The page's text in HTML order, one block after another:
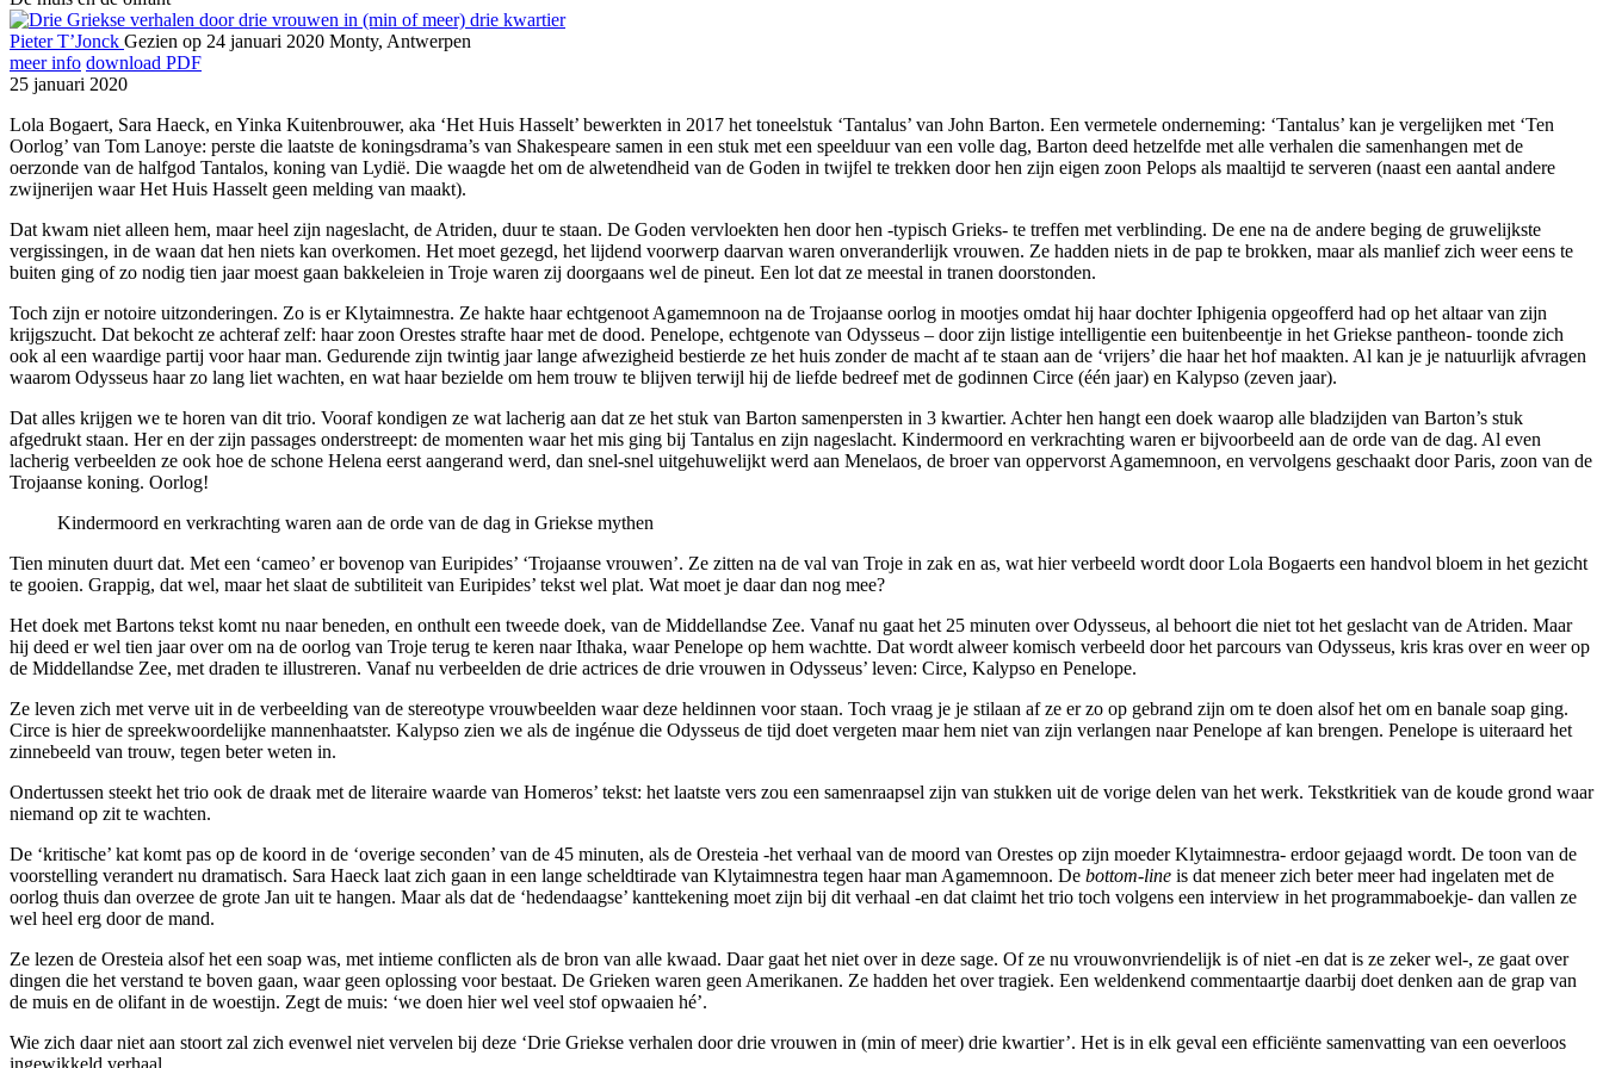
Pieter T’Jonck Gezien op 24 januari 2020 Monty, Antwerpen
meer info download PDF
25 januari 2020
Lola Bogaert, Sara Haeck, en Yinka Kuitenbrouwer, aka ‘Het Huis Hasselt’ bewerkten in 2017 het toneelstuk ‘Tantalus’ van John Barton. Een vermetele onderneming: ‘Tantalus’ kan je vergelijken met ‘Ten
Oorlog’ van Tom Lanoye: perste die laatste de koningsdrama’s van Shakespeare samen in een stuk met een speelduur van een volle dag, Barton deed hetzelfde met alle verhalen die samenhangen met de
oerzonde van de halfgod Tantalos, koning van Lydië. Die waagde het om de alwetendheid van de Goden in twijfel te trekken door hen zijn eigen zoon Pelops als maaltijd te serveren (naast een aantal andere
zwijnerijen waar Het Huis Hasselt geen melding van maakt).
Dat kwam niet alleen hem, maar heel zijn nageslacht, de Atriden, duur te staan. De Goden vervloekten hen door hen -typisch Grieks- te treffen met verblinding. De ene na de andere beging de gruwelijkste
vergissingen, in de waan dat hen niets kan overkomen. Het moet gezegd, het lijdend voorwerp daarvan waren onveranderlijk vrouwen. Ze hadden niets in de pap te brokken, maar als manlief zich weer eens te
buiten ging of zo nodig tien jaar moest gaan bakkeleien in Troje waren zij doorgaans wel de pineut. Een lot dat ze meestal in tranen doorstonden.
Toch zijn er notoire uitzonderingen. Zo is er Klytaimnestra. Ze hakte haar echtgenoot Agamemnoon na de Trojaanse oorlog in mootjes omdat hij haar dochter Iphigenia opgeofferd had op het altaar van zijn
krijgszucht. Dat bekocht ze achteraf zelf: haar zoon Orestes strafte haar met de dood. Penelope, echtgenote van Odysseus – door zijn listige intelligentie een buitenbeentje in het Griekse pantheon- toonde zich
ook al een waardige partij voor haar man. Gedurende zijn twintig jaar lange afwezigheid bestierde ze het huis zonder de macht af te staan aan de ‘vrijers’ die haar het hof maakten. Al kan je je natuurlijk afvragen
waarom Odysseus haar zo lang liet wachten, en wat haar bezielde om hem trouw te blijven terwijl hij de liefde bedreef met de godinnen Circe (één jaar) en Kalypso (zeven jaar).
Dat alles krijgen we te horen van dit trio. Vooraf kondigen ze wat lacherig aan dat ze het stuk van Barton samenpersten in 3 kwartier. Achter hen hangt een doek waarop alle bladzijden van Barton’s stuk
afgedrukt staan. Her en der zijn passages onderstreept: de momenten waar het mis ging bij Tantalus en zijn nageslacht. Kindermoord en verkrachting waren er bijvoorbeeld aan de orde van de dag. Al even
lacherig verbeelden ze ook hoe de schone Helena eerst aangerand werd, dan snel-snel uitgehuwelijkt werd aan Menelaos, de broer van oppervorst Agamemnoon, en vervolgens geschaakt door Paris, zoon van de
Trojaanse koning. Oorlog!
Kindermoord en verkrachting waren aan de orde van de dag in Griekse mythen
Tien minuten duurt dat. Met een ‘cameo’ er bovenop van Euripides’ ‘Trojaanse vrouwen’. Ze zitten na de val van Troje in zak en as, wat hier verbeeld wordt door Lola Bogaerts een handvol bloem in het gezicht
te gooien. Grappig, dat wel, maar het slaat de subtiliteit van Euripides’ tekst wel plat. Wat moet je daar dan nog mee?
Het doek met Bartons tekst komt nu naar beneden, en onthult een tweede doek, van de Middellandse Zee. Vanaf nu gaat het 25 minuten over Odysseus, al behoort die niet tot het geslacht van de Atriden. Maar
hij deed er wel tien jaar over om na de oorlog van Troje terug te keren naar Ithaka, waar Penelope op hem wachtte. Dat wordt alweer komisch verbeeld door het parcours van Odysseus, kris kras over en weer op
de Middellandse Zee, met draden te illustreren. Vanaf nu verbeelden de drie actrices de drie vrouwen in Odysseus’ leven: Circe, Kalypso en Penelope.
Ze leven zich met verve uit in de verbeelding van de stereotype vrouwbeelden waar deze heldinnen voor staan. Toch vraag je je stilaan af ze er zo op gebrand zijn om te doen alsof het om en banale soap ging.
Circe is hier de spreekwoordelijke mannenhaatster. Kalypso zien we als de ingénue die Odysseus de tijd doet vergeten maar hem niet van zijn verlangen naar Penelope af kan brengen. Penelope is uiteraard het
zinnebeeld van trouw, tegen beter weten in.
Ondertussen steekt het trio ook de draak met de literaire waarde van Homeros’ tekst: het laatste vers zou een samenraapsel zijn van stukken uit de vorige delen van het werk. Tekstkritiek van de koude grond waar
niemand op zit te wachten.
De ‘kritische’ kat komt pas op de koord in de ‘overige seconden’ van de 45 minuten, als de Oresteia -het verhaal van de moord van Orestes op zijn moeder Klytaimnestra- erdoor gejaagd wordt. De toon van de
voorstelling verandert nu dramatisch. Sara Haeck laat zich gaan in een lange scheldtirade van Klytaimnestra tegen haar man Agamemnoon. De bottom-line is dat meneer zich beter meer had ingelaten met de
oorlog thuis dan overzee de grote Jan uit te hangen. Maar als dat de ‘hedendaagse’ kanttekening moet zijn bij dit verhaal -en dat claimt het trio toch volgens een interview in het programmaboekje- dan vallen ze
wel heel erg door de mand.
Ze lezen de Oresteia alsof het een soap was, met intieme conflicten als de bron van alle kwaad. Daar gaat het niet over in deze sage. Of ze nu vrouwonvriendelijk is of niet -en dat is ze zeker wel-, ze gaat over
dingen die het verstand te boven gaan, waar geen oplossing voor bestaat. De Grieken waren geen Amerikanen. Ze hadden het over tragiek. Een weldenkend commentaartje daarbij doet denken aan de grap van
de muis en de olifant in de woestijn. Zegt de muis: ‘we doen hier wel veel stof opwaaien hé’.
Wie zich daar niet aan stoort zal zich evenwel niet vervelen bij deze ‘Drie Griekse verhalen door drie vrouwen in (min of meer) drie kwartier’. Het is in elk geval een efficiënte samenvatting van een oeverloos
ingewikkeld verhaal.